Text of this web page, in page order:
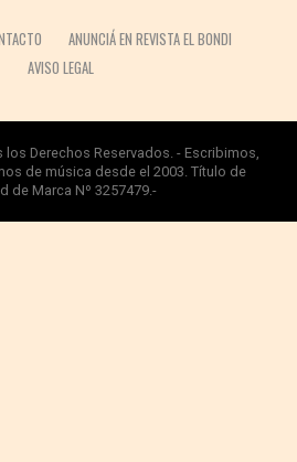
ANUNCIÁ EN REVISTA EL BONDI
AVISO LEGAL
Derechos Reservados. - Escribimos,
de música desde el 2003. Título de
de Marca Nº 3257479.-